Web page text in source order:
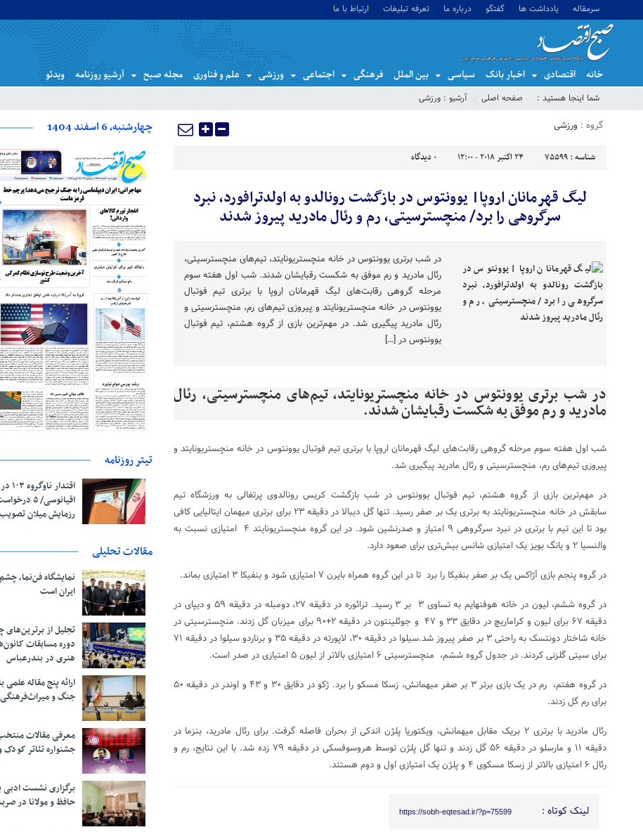
سرمقاله یادداشت ها گفتگو درباره ما تعرفه تبلیغات ارتباط با ما
خانه اقتصادی اخبار بانک سیاسی بین الملل فرهنگی اجتماعی ورزشی علم و فناوری مجله صبح آرشیو روزنامه ویدئو
شما اینجا هستید : صفحه اصلی آرشیو : ورزشی
گروه : ورزشی
شناسه : 75599 24 اکتبر 2018 - 12:00 0 دیدگاه
لیگ قهرمانان اروپا| یوونتوس در بازگشت رونالدو به اولدترافورد، نبرد
سرگروهی را برد/ منچسترسیتی، رم و رئال مادرید پیروز شدند
در شب برتری یوونتوس در خانه منچستریونایتد، تیم‌های منچسترسیتی،
رئال مادرید و رم موفق به شکست رقبایشان شدند. شب اول هفته سوم
مرحله گروهی رقابت‌های لیگ قهرمانان اروپا با برتری تیم فوتبال
یوونتوس در خانه منچستریونایتد و پیروزی تیم‌های رم، منچسترسیتی و
رئال مادرید پیگیری شد. در مهم‌ترین بازی از گروه هشتم، تیم فوتبال
یوونتوس در […]
در شب برتری یوونتوس در خانه منچستریونایتد، تیم‌های منچسترسیتی، رئال
مادرید و رم موفق به شکست رقبایشان شدند.
شب اول هفته سوم مرحله گروهی رقابت‌های لیگ قهرمانان اروپا با برتری تیم فوتبال یوونتوس در خانه منچستریونایتد و
پیروزی تیم‌های رم، منچسترسیتی و رئال مادرید پیگیری شد.
در مهم‌ترین بازی از گروه هشتم، تیم فوتبال یوونتوس در شب بازگشت کریس رونالدوی پرتغالی به ورزشگاه تیم
سابقش در خانه منچستریونایتد به برتری یک بر صفر رسید. تنها گل دیبالا در دقیقه ۲۳ برای برتری میهمان ایتالیایی کافی
بود تا این تیم با برتری در نبرد سرگروهی ۹ امتیاز و صدرنشین شود. در این گروه منچستریونایتد ۴ امتیازی نسبت به
والنسیا ۲ و یانگ بویز یک امتیازی شانس بیش‌تری برای صعود دارد.
در گروه پنجم بازی آژاکس یک بر صفر بنفیکا را برد تا در این گروه همراه بایرن ۷ امتیازی شود و بنفیکا ۳ امتیازی بماند.
در گروه ششم، لیون در خانه هوفنهایم به تساوی ۳ بر ۳ رسید. ترائوره در دقیقه ۲۷، دومبله در دقیقه ۵۹ و دیپای در
دقیقه ۶۷ برای لیون و کراماریچ در دقایق ۳۳ و ۴۷ و جوئلینتون در دقیقه ۲+۹۰ برای میزبان گل زدند. منچسترسیتی در
خانه شاختار دونتسک به راحتی ۳ بر صفر پیروز شد.سیلوا در دقیقه ۳۰، لاپورته در دقیقه ۳۵ و برناردو سیلوا در دقیقه ۷۱
برای سیتی گلزنی کردند. در جدول گروه ششم، منچسترسیتی ۶ امتیازی بالاتر از لیون ۵ امتیازی در صدر است.
در گروه هفتم، رم در یک بازی برتر ۳ بر صفر میهمانش، زسکا مسکو را برد. ژکو در دقایق ۳۰ و ۴۳ و اوندر در دقیقه ۵۰
برای رم گل زدند.
رئال مادرید با برتری ۲ بریک مقابل میهمانش، ویکتوریا پلژن اندکی از بحران فاصله گرفت. برای رئال مادرید، بنزما در
دقیقه ۱۱ و مارسلو در دقیقه ۵۶ گل زدند و تنها گل پلژن توسط هروسوفسکی در دقیقه ۷۹ زده شد. با این نتایج، رم و
رئال ۶ امتیازی بالاتر از زسکا مسکوی ۴ و پلژن یک امتیازی اول و دوم هستند.
لینک کوتاه : https://sobh-eqtesad.ir/?p=75599
چهارشنبه، 6 اسفند 1404
تیتر روزنامه
اقیانوسی/ ۵
رزمایش میلان
مقالات تحلیلی
نمایشگاه فن‌نما،
ایران است
تجلیل از
دوره مسابقات
هنری در بندرعباس
ارائه پنج مقاله
جنگ و میراث‌فرهنگی
معرفی مقالات
جشنواره تئاتر کودک
برگزاری نشست
حافظ و مولانا در